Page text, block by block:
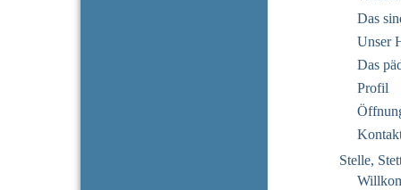
Das
Unser
Das
Profil
Stelle,